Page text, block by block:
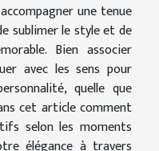
une tenue
sublimer le style et de
Bien associer
avec les sens pour
quelle que
cet article comment
selon les moments